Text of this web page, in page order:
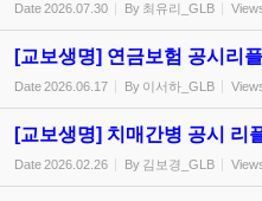
Date2026.07.30 By 최유리_GLB
[교보생명] 연금보험 공시리
Date2026.06.17 By 이서하_GLB
[교보생명] 치매간병 공시 리
Date2026.02.26 By 김보경_GLB
Sketchbook5,